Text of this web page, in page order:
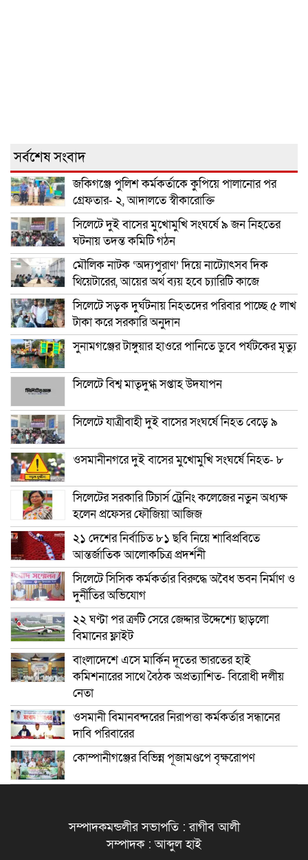
সর্বশেষ সংবাদ
জকিগঞ্জে পুলিশ কর্মকর্তাকে কুপিয়ে পালানোর পর
গ্রেফতার- ২, আদালতে স্বীকারোক্তি
সিলেটে দুই বাসের মুখোমুখি সংঘর্ষে ৯ জন নিহতের
ঘটনায় তদন্ত কমিটি গঠন
মৌলিক নাটক ‘অদ্যপুরাণ’ দিয়ে নাট্যোৎসব দিক
থিয়েটারের, আয়ের অর্থ ব্যয় হবে চ্যারিটি কাজে
সিলেটে সড়ক দুর্ঘটনায় নিহতদের পরিবার পাচ্ছে ৫ লাখ
টাকা করে সরকারি অনুদান
সুনামগঞ্জের টাঙ্গুয়ার হাওরে পানিতে ডুবে পর্যটকের মৃত্যু
সিলেটে বিশ্ব মাতৃদুগ্ধ সপ্তাহ উদযাপন
সিলেটে যাত্রীবাহী দুই বাসের সংঘর্ষে নিহত বেড়ে ৯
ওসমানীনগরে দুই বাসের মুখোমুখি সংঘর্ষে নিহত- ৮
সিলেটের সরকারি টিচার্স ট্রেনিং কলেজের নতুন অধ্যক্ষ
হলেন প্রফেসর ফৌজিয়া আজিজ
২১ দেশের নির্বাচিত ৮১ ছবি নিয়ে শাবিপ্রবিতে
আন্তর্জাতিক আলোকচিত্র প্রদর্শনী
সিলেটে সিসিক কর্মকর্তার বিরুদ্ধে অবৈধ ভবন নির্মাণ ও
দুর্নীতির অভিযোগ
২২ ঘণ্টা পর ত্রুটি সেরে জেদ্দার উদ্দেশ্যে ছাড়লো
বিমানের ফ্লাইট
বাংলাদেশে এসে মার্কিন দূতের ভারতের হাই
কমিশনারের সাথে বৈঠক অপ্রত্যাশিত- বিরোধী দলীয়
নেতা
ওসমানী বিমানবন্দরের নিরাপত্তা কর্মকর্তার সন্ধানের
দাবি পরিবারের
কোম্পানীগঞ্জের বিভিন্ন পূজামণ্ডপে বৃক্ষরোপণ
সম্পাদকমন্ডলীর সভাপতি : রাগীব আলী
সম্পাদক : আব্দুল হাই